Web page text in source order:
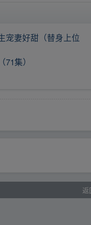
宠妻好甜（替身上位
集）
返